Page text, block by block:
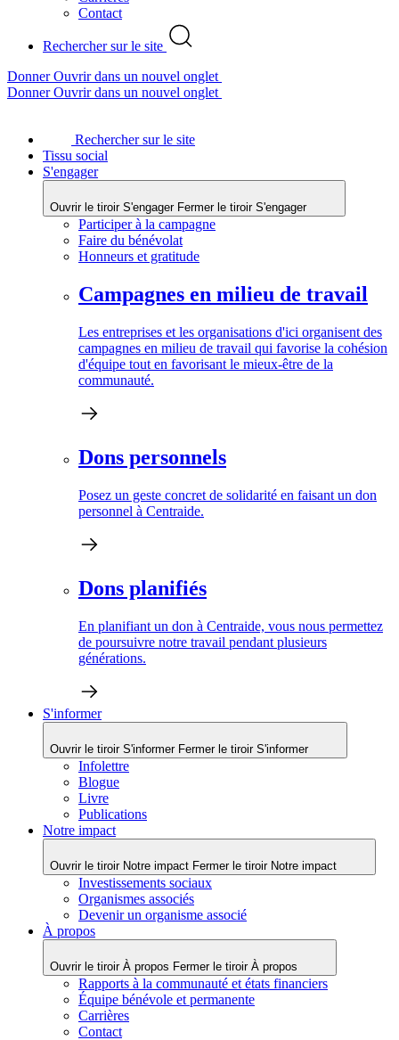
Contact
Rechercher sur le site
DonnerOuvrir dans un nouvel onglet
DonnerOuvrir dans un nouvel onglet
Rechercher sur le site
Tissu social
S'engager
Ouvrir le tiroir S'engager Fermer le tiroir S'engager
Participer à la campagne
Faire du bénévolat
Honneurs et gratitude
Campagnes en milieu de travail
Les entreprises et les organisations d'ici organisent des
campagnes en milieu de travail qui favorise la cohésion
d'équipe tout en favorisant le mieux-être de la
communauté.
Dons personnels
Posez un geste concret de solidarité en faisant un don
personnel à Centraide.
Dons planifiés
En planifiant un don à Centraide, vous nous permettez
de poursuivre notre travail pendant plusieurs
générations.
S'informer
Ouvrir le tiroir S'informer Fermer le tiroir S'informer
Infolettre
Blogue
Livre
Publications
Notre impact
Ouvrir le tiroir Notre impact Fermer le tiroir Notre impact
Investissements sociaux
Organismes associés
Devenir un organisme associé
À propos
Ouvrir le tiroir À propos Fermer le tiroir À propos
Rapports à la communauté et états financiers
Équipe bénévole et permanente
Carrières
Contact